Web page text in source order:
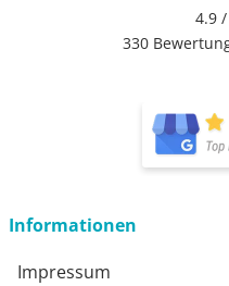
4.9
330
Informationen
Impressum